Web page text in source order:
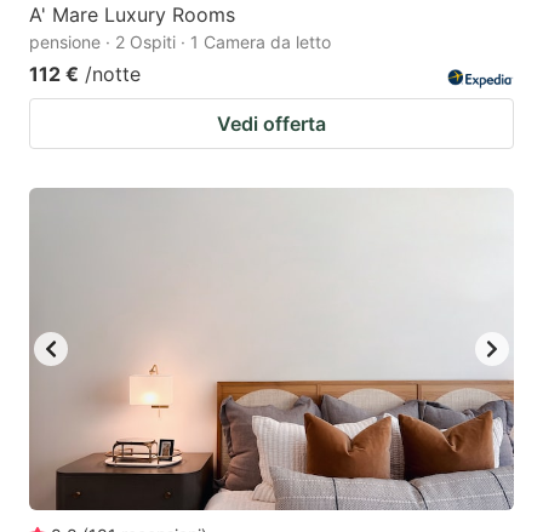
A' Mare Luxury Rooms
pensione · 2 Ospiti · 1 Camera da letto
112 € /notte
Vedi offerta